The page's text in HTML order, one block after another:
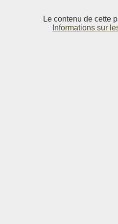
Le contenu de cette
Informations sur